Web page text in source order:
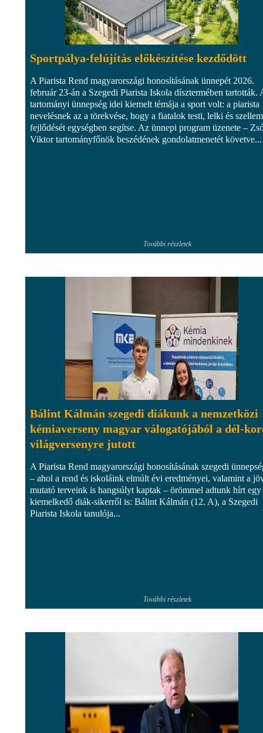
Sportpálya-felújítás előkészítése kezdődött
A Piarista Rend magyarországi honosításának ünnepét 2026.
február 23-án a Szegedi Piarista Iskola dísztermében tartották.
tartományi ünnepség idei kiemelt témája a sport volt: a piarista
nevelésnek az a törekvése, hogy a fiatalok testi, lelki és
fejlődését egységben segítse. Az ünnepi program üzenete –
Viktor tartományfőnök beszédének gondolatmenetét követve...
További részletek
Bálint Kálmán szegedi diákunk a nemzetközi
kémiaverseny magyar válogatójából a dél-
világversenyre jutott
A Piarista Rend magyarországi honosításának szegedi
– ahol a rend és iskoláink elmúlt évi eredményei, valamint a
mutató terveink is hangsúlyt kaptak – örömmel adtunk hírt egy
kiemelkedő diák-sikerről is: Bálint Kálmán (12. A), a Szegedi
Piarista Iskola tanulója...
További részletek